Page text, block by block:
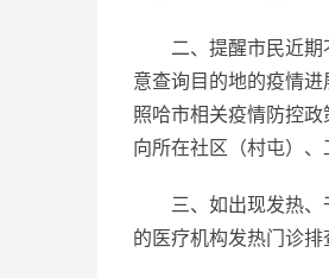
二、提醒市民近
意查询目的地的疫情
照哈市相关疫情防控
向所在社区（村屯）、
三、如出现发热
的医疗机构发热门诊